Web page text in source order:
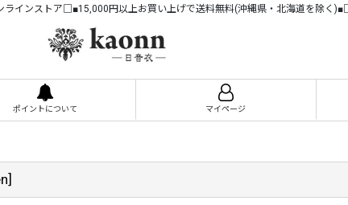
ラインストア□■15,000円以上お買い上げで送料無料(沖縄県・北海道を除く)■□
ポイントについて マイページ
]